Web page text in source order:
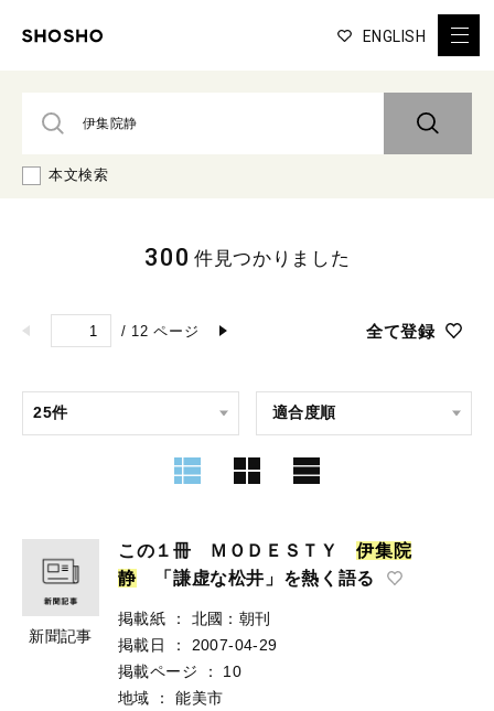
ENGLISH
本文検索
/ 12 ページ 全て登録
300 件見つかりました
新聞記事
この１冊 ＭＯＤＥＳＴＹ伊集院
静「謙虚な松井」を熱く語る
掲載紙 ：
北國：朝刊
掲載日
：
2007-04-29
掲載ページ
：
10
地域
：
能美市